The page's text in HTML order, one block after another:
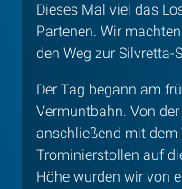
Dieses Mal viel das
Partenen. Wir
den Weg zur Silvretta-
Der Tag begann am
Vermuntbahn. Von
anschließend mit dem
Trominierstollen auf
Höhe wurden wir von